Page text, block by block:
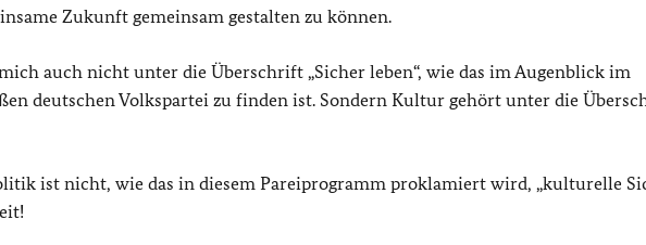
Zukunft gemeinsam gestalten zu können.
auch nicht unter die Überschrift „Sicher leben“, wie das im Augenblick im
deutschen Volkspartei zu finden ist. Sondern Kultur gehört unter die
ist nicht, wie das in diesem Pareiprogramm proklamiert wird, „kulturelle